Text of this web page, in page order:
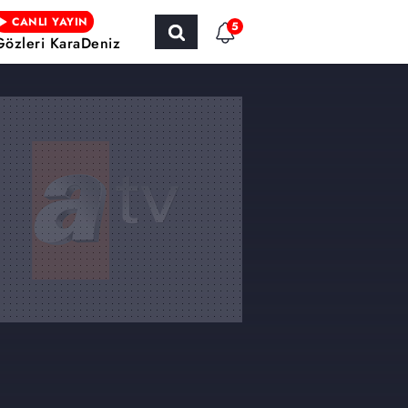
CANLI YAYIN
KaraDeniz
5